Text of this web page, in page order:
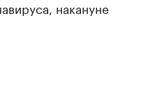
накануне